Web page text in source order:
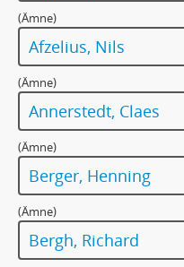
206 -
207 -
209 - MANUSKRIPT:
210 -
212 - MANUSKRIPT:
213 -
215 - MANUSKRIPT: ”Om ni en
215a - MANUSKRIPT: ”Om ni en dag 1926
(Ämne)
Afzelius, Nils
(Ämne)
Annerstedt, Claes
(Ämne)
Berger, Henning
(Ämne)
Bergh, Richard